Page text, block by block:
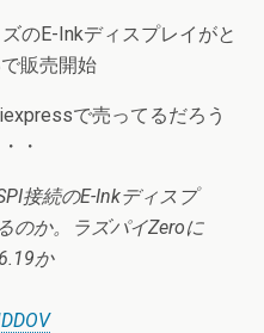
のE-Inkディスプレイがと
販売開始
で売ってるだろう
・
接続のE-Inkディスプ
のか。ラズパイZeroに
か